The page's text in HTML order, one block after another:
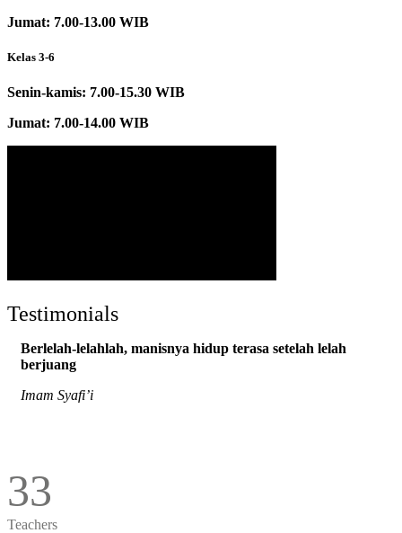
Jumat: 7.00-13.00 WIB
Kelas 3-6
Senin-kamis: 7.00-15.30 WIB
Jumat: 7.00-14.00 WIB
Testimonials
Berlelah-lelahlah, manisnya hidup terasa setelah lelah
berjuang
Imam Syafi’i
33
Teachers